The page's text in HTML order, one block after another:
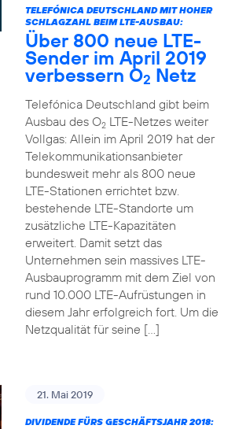
TELEFÓNICA DEUTSCHLAND MIT HOHER
SCHLAGZAHL BEIM LTE-AUSBAU:
Über 800 neue LTE-
Sender im April 2019
verbessern O2 Netz
Telefónica Deutschland gibt beim
Ausbau des O2LTE-Netzes weiter
Vollgas: Allein im April 2019 hat der
Telekommunikationsanbieter
bundesweit mehr als 800 neue
LTE-Stationen errichtet bzw.
bestehende LTE-Standorte um
zusätzliche LTE-Kapazitäten
erweitert. Damit setzt das
Unternehmen sein massives LTE-
Ausbauprogramm mit dem Ziel von
rund 10.000 LTE-Aufrüstungen in
diesem Jahr erfolgreich fort. Um die
Netzqualität für seine […]
21. Mai 2019
DIVIDENDE FÜRS GESCHÄFTSJAHR 2018: